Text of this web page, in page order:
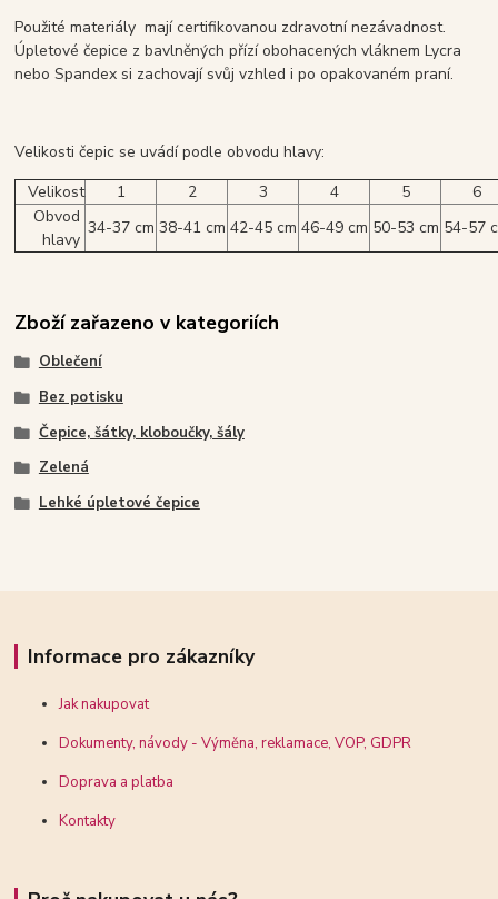
Použité materiály mají certifikovanou zdravotní nezávadnost.
Úpletové čepice z bavlněných přízí obohacených vláknem Lycra
nebo Spandex si zachovají svůj vzhled i po opakovaném praní.
Velikosti čepic se uvádí podle obvodu hlavy:
Velikost
1 2 3 4 5
6
Obvod
hlavy
34-37 cm 38-41 cm 42-45 cm 46-49 cm 50-53 cm 54-57
Zboží zařazeno v kategoriích
Oblečení
Bez potisku
Čepice, šátky, kloboučky, šály
Zelená
Lehké úpletové čepice
Informace pro zákazníky
Jak nakupovat
Dokumenty, návody - Výměna, reklamace, VOP, GDPR
Doprava a platba
Kontakty